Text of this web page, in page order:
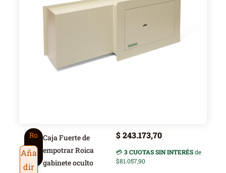
Ro
ic
Caja Fuerte de
empotrar Roica
gabinete oculto
$243.173,70
💳 3 CUOTAS SIN INTERÉSde
$81.057,90
Aña
dir